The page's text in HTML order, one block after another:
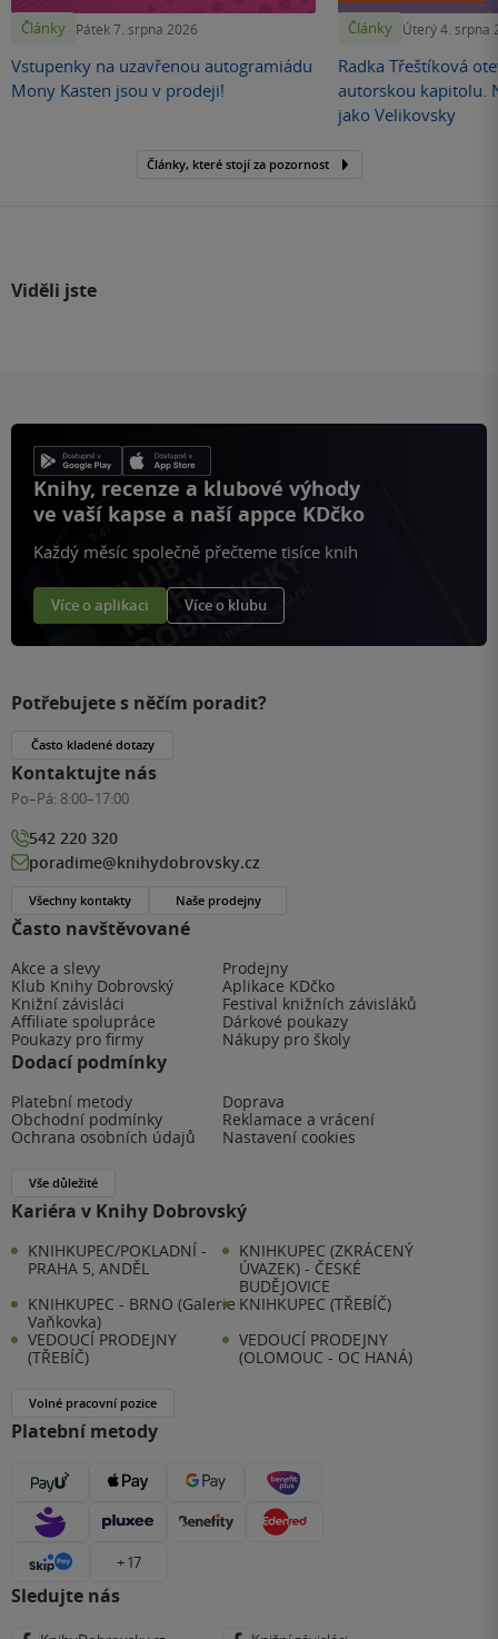
Články Pátek 7. srpna 2026
Vstupenky na uzavřenou autogramiádu
Mony Kasten jsou v prodeji!
Články Úterý 4. srpna
Radka Třeštíková
autorskou kapitolu.
jako Velikovsky
Články, které stojí za pozornost
Viděli jste
Knihy, recenze a klubové výhody
ve vaší kapse a naší appce KDčko
Každý měsíc společně přečteme tisíce knih
Více o aplikaci Více o klubu
Často navštěvované
Akce a slevy
Prodejny
Klub Knihy Dobrovský
Aplikace KDčko
Knižní závisláci
Festival knižních závisláků
Affiliate spolupráce
Dárkové poukazy
Poukazy pro firmy
Nákupy pro školy
Dodací podmínky
Platební metody
Doprava
Obchodní podmínky
Reklamace a vrácení
Ochrana osobních údajů
Nastavení cookies
Vše důležité
Kariéra v Knihy Dobrovský
KNIHKUPEC/POKLADNÍ -
PRAHA 5, ANDĚL
KNIHKUPEC (ZKRÁCENÝ
ÚVAZEK) - ČESKÉ
BUDĚJOVICE
KNIHKUPEC - BRNO (Galerie
Vaňkovka)
KNIHKUPEC (TŘEBÍČ)
VEDOUCÍ PRODEJNY
(TŘEBÍČ)
VEDOUCÍ PRODEJNY
(OLOMOUC - OC HANÁ)
Volné pracovní pozice
Platební metody
+ 17
Sledujte nás
Potřebujete s něčím poradit?
Často kladené dotazy
Kontaktujte nás
Po–Pá: 8:00–17:00
542 220 320
poradime@knihydobrovsky.cz
Všechny kontakty Naše prodejny